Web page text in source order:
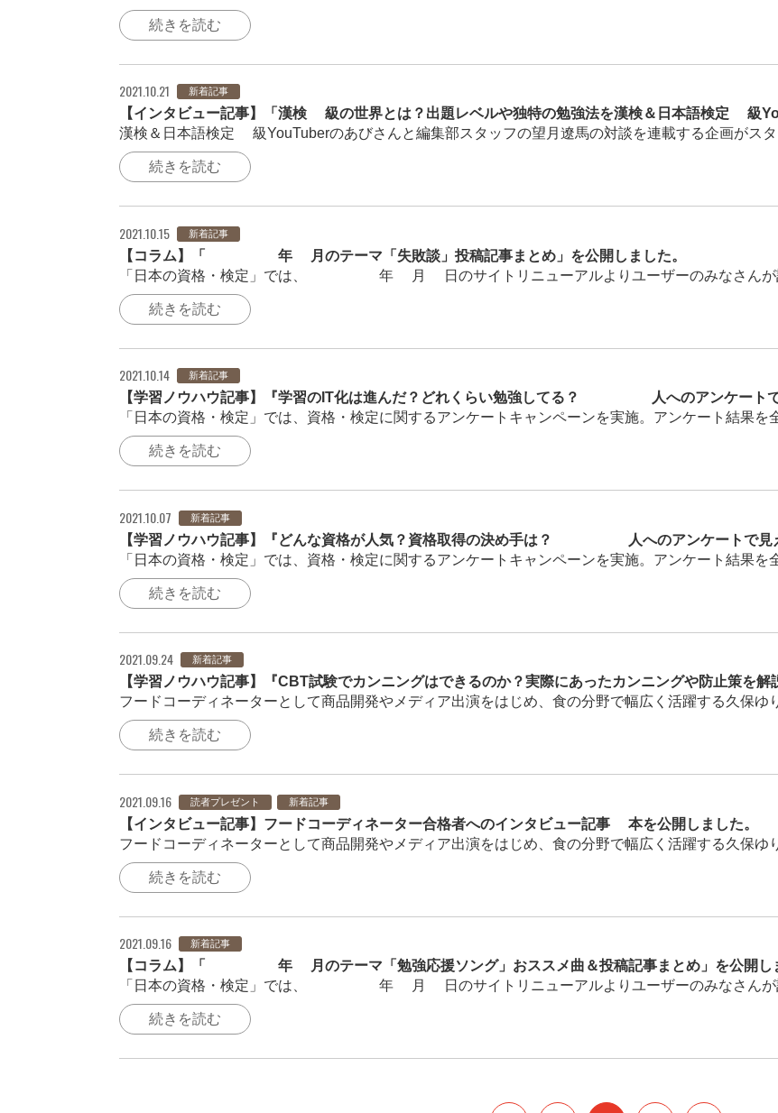
続きを読む
2021.10.21 新着記事
【インタビュー記事】「漢検1級の世界とは？出題レベルや独特の勉強法を漢検＆日本語検定1級
漢検＆日本語検定1級YouTuberのあびさんと編集部スタッフの望月遼馬の対談を連載する企画がス
続きを読む
2021.10.15 新着記事
【コラム】「2021年9月のテーマ「失敗談」投稿記事まとめ」を公開しました。
「日本の資格・検定」では、2021年5月9日のサイトリニューアルよりユーザーのみなさんが
続きを読む
2021.10.14 新着記事
【学習ノウハウ記事】『学習のIT化は進んだ？どれくらい勉強してる？1300人へのアンケートで
「日本の資格・検定」では、資格・検定に関するアンケートキャンペーンを実施。アンケート結果
続きを読む
2021.10.07 新着記事
【学習ノウハウ記事】『どんな資格が人気？資格取得の決め手は？ 1300人へのアンケートで見
「日本の資格・検定」では、資格・検定に関するアンケートキャンペーンを実施。アンケート結果
続きを読む
2021.09.24 新着記事
【学習ノウハウ記事】『CBT試験でカンニングはできるのか？実際にあったカンニングや防止策を解
フードコーディネーターとして商品開発やメディア出演をはじめ、食の分野で幅広く活躍する久保ゆ
続きを読む
2021.09.16 読者プレゼント 新着記事
【インタビュー記事】フードコーディネーター合格者へのインタビュー記事2本を公開しました。
フードコーディネーターとして商品開発やメディア出演をはじめ、食の分野で幅広く活躍する久保ゆ
続きを読む
2021.09.16 新着記事
【コラム】「2021年8月のテーマ「勉強応援ソング」おススメ曲＆投稿記事まとめ」を公開し
「日本の資格・検定」では、2021年5月9日のサイトリニューアルよりユーザーのみなさんが
続きを読む